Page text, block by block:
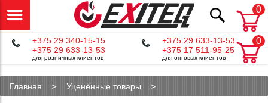
0
0
+375 29 340-15-15
+375 29 633-13-53
для розничных клиентов
+375 29 633-13-53
+375 17 511-95-25
для оптовых клиентов
Главная
Уценённые товары